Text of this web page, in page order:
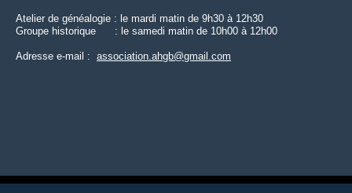
Atelier de généalogie : le mardi matin de 9h30 à 12h30
Groupe historique : le samedi matin de 10h00 à 12h00
Adresse e-mail : association.ahgb@gmail.com